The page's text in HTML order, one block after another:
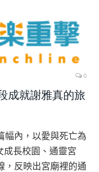
0
成就謝雅真的旅
幅內，以愛與死亡為
成長校園、通靈宮
，反映出宮廟裡的通